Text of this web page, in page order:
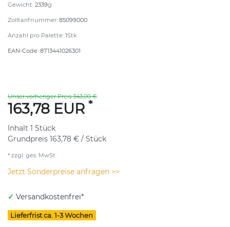
Gewicht: 2339g
Zolltarifnummer: 85099000
Anzahl pro Palette: 1Stk
EAN-Code: 8713441026301
Unser vorheriger Preis 343,00 €
163,78 EUR *
Inhalt 1 Stück
Grundpreis 163,78 € / Stück
* zzgl. ges. MwSt.
Jetzt Sonderpreise anfragen >>
✓ Versandkostenfrei*
Lieferfrist ca. 1-3 Wochen